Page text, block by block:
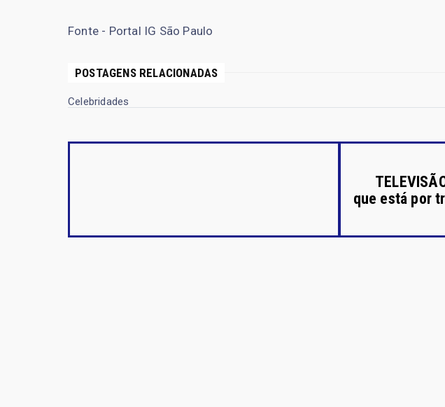
Fonte - Portal IG São Paulo
POSTAGENS RELACIONADAS
Celebridades
que está por